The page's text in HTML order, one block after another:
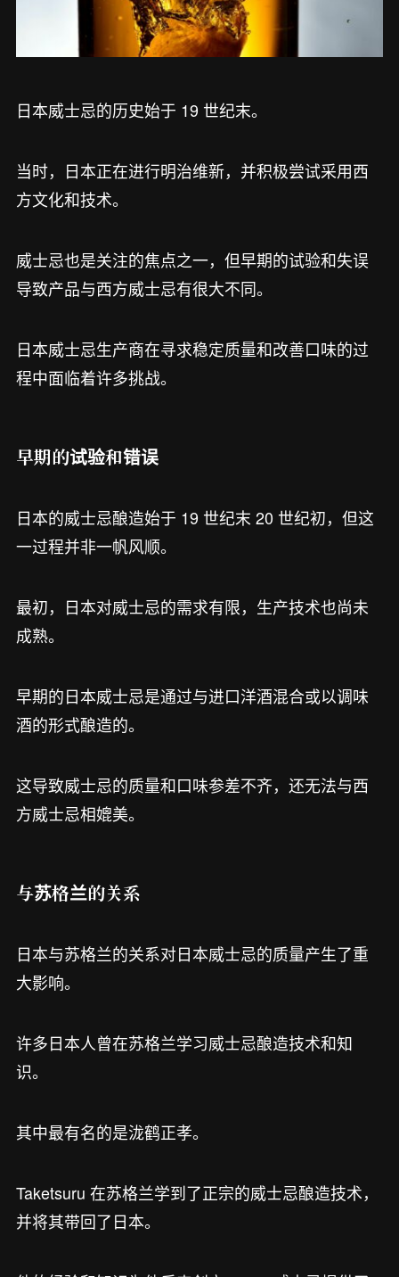
日本威士忌的历史始于 19 世纪末。
当时，日本正在进行明治维新，并积极尝试采用西
方文化和技术。
威士忌也是关注的焦点之一，但早期的试验和失误
导致产品与西方威士忌有很大不同。
日本威士忌生产商在寻求稳定质量和改善口味的过
程中面临着许多挑战。
早期的试验和错误
日本的威士忌酿造始于 19 世纪末 20 世纪初，但这
一过程并非一帆风顺。
最初，日本对威士忌的需求有限，生产技术也尚未
成熟。
早期的日本威士忌是通过与进口洋酒混合或以调味
酒的形式酿造的。
这导致威士忌的质量和口味参差不齐，还无法与西
方威士忌相媲美。
与苏格兰的关系
日本与苏格兰的关系对日本威士忌的质量产生了重
大影响。
许多日本人曾在苏格兰学习威士忌酿造技术和知
识。
其中最有名的是泷鹤正孝。
Taketsuru 在苏格兰学到了正宗的威士忌酿造技术，
并将其带回了日本。